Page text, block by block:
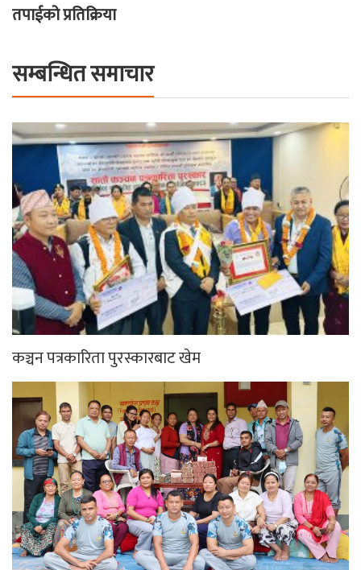
तपाईको प्रतिक्रिया
सम्बन्धित समाचार
कञ्चन पत्रकारिता पुरस्कारबाट खेम